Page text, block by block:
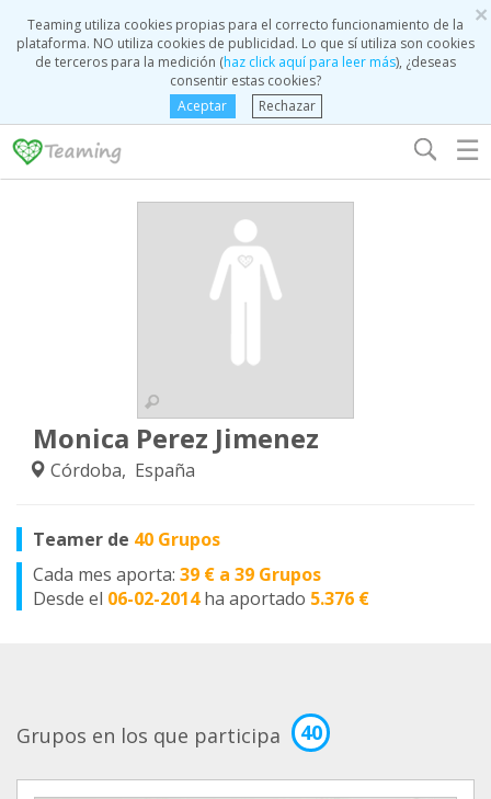
×
Teaming utiliza cookies propias para el correcto funcionamiento de la
plataforma. NO utiliza cookies de publicidad. Lo que sí utiliza son cookies
de terceros para la medición (haz click aquí para leer más), ¿deseas
consentir estas cookies?
Aceptar
Rechazar
☰
Monica Perez Jimenez
Córdoba, España
Teamer de 40 Grupos
Cada mes aporta: 39 € a 39 Grupos
Desde el 06-02-2014 ha aportado 5.376 €
Grupos en los que participa 40